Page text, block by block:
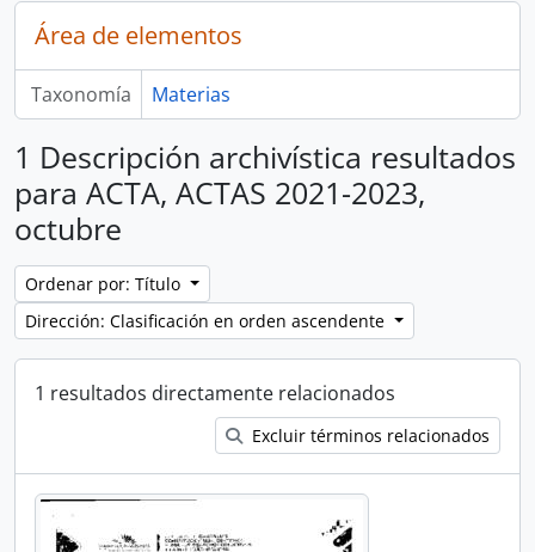
Área de elementos
Taxonomía Materias
1 Descripción archivística resultados
para ACTA, ACTAS 2021-2023,
octubre
Ordenar por: Título
Dirección: Clasificación en orden ascendente
1 resultados directamente relacionados
Excluir términos relacionados